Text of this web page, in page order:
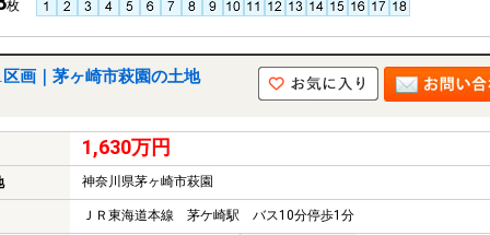
枚
画｜茅ヶ崎市萩園の土地
1,630万円
神奈川県茅ヶ崎市萩園
ＪＲ東海道本線 茅ケ崎駅 バス10分停歩1分